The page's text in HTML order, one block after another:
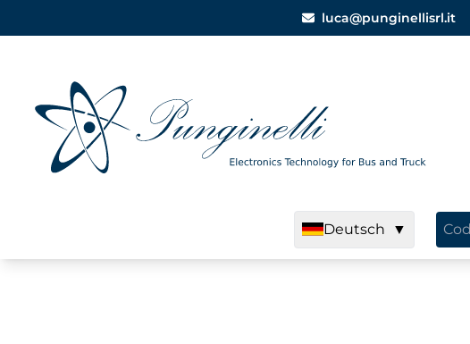
luca@punginellisrl.it
Deutsch ▼